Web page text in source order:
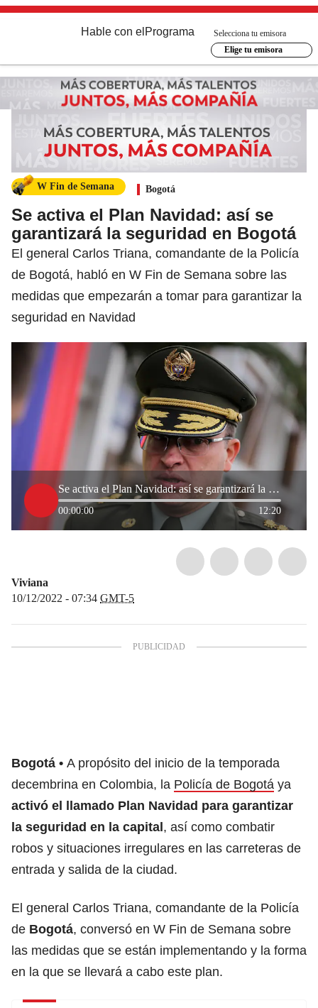
Hable con el Programa
Selecciona tu emisora
Elige tu emisora
W Fin de Semana Bogotá
Se activa el Plan Navidad: así se
garantizará la seguridad en Bogotá
El general Carlos Triana, comandante de la Policía
de Bogotá, habló en W Fin de Semana sobre las
medidas que empezarán a tomar para garantizar la
seguridad en Navidad
Se activa el Plan Navidad: así se garantizará la seguridad en Bogotá
00:00:00 12:20
Viviana
10/12/2022 - 07:34 GMT-5
Bogotá
A propósito del inicio de la temporada
decembrina en Colombia, la Policía de Bogotá ya
activó el llamado Plan Navidad para garantizar
la seguridad en la capital, así como combatir
robos y situaciones irregulares en las carreteras de
entrada y salida de la ciudad.
El general Carlos Triana, comandante de la Policía
de Bogotá, conversó en W Fin de Semana sobre
las medidas que se están implementando y la forma
en la que se llevará a cabo este plan.